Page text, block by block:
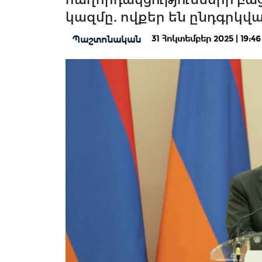
կազմը. ովքեր են
Պաշտոնական 31 Հոկտեմբեր 2025 | 19:46